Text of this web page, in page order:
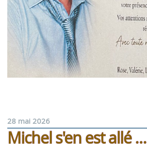
28 mai 2026
Michel s'en est allé ...